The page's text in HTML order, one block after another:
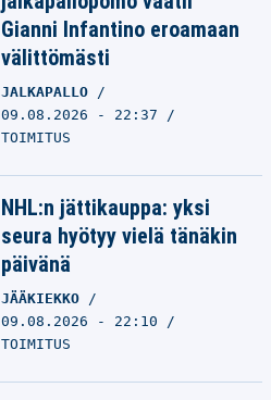
Gianni Infantino eroamaan
välittömästi
JALKAPALLO
09.08.2026 - 22:37
TOIMITUS
NHL:n jättikauppa: yksi
seura hyötyy vielä tänäkin
päivänä
JÄÄKIEKKO
09.08.2026 - 22:10
TOIMITUS